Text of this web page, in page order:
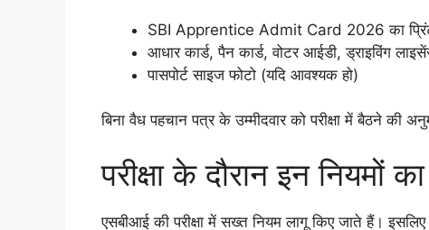
SBI Apprentice Admit Card 2026 का
आधार कार्ड, पैन कार्ड, वोटर आईडी, ड्राइविंग
पासपोर्ट साइज फोटो (यदि आवश्यक हो)
बिना वैध पहचान पत्र के उम्मीदवार को परीक्षा में बैठने की
परीक्षा के दौरान इन नियमों
एसबीआई की परीक्षा में सख्त नियम लागू किए जाते हैं। इसलिए